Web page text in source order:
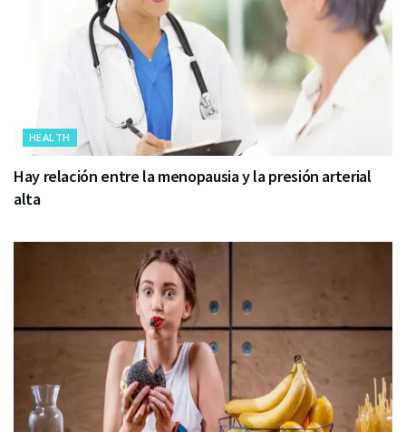
HEALTH
Hay relación entre la menopausia y la presión arterial
alta